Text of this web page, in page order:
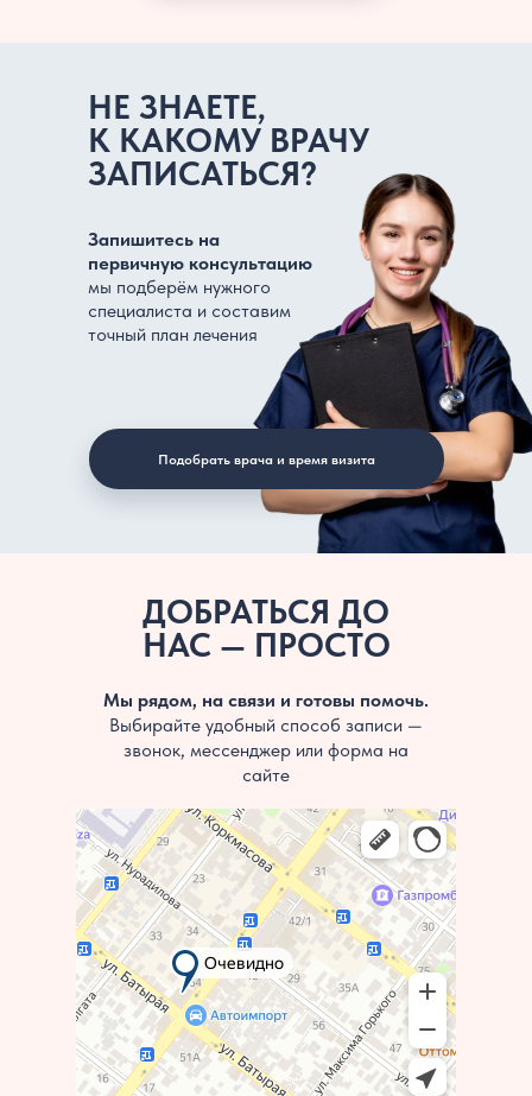
Запишитесь на
первичную консультацию
мы подберём нужного
специалиста и составим
точный план лечения
НЕ ЗНАЕТЕ,
К КАКОМУ ВРАЧУ
ЗАПИСАТЬСЯ?
Подобрать врача и время визита
ДОБРАТЬСЯ ДО
НАС — ПРОСТО
Мы рядом, на связи и готовы помочь.
Выбирайте удобный способ записи —
звонок, мессенджер или форма на
сайте